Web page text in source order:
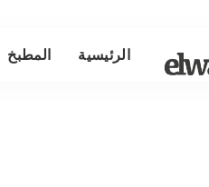
الرئيسية المطبخ